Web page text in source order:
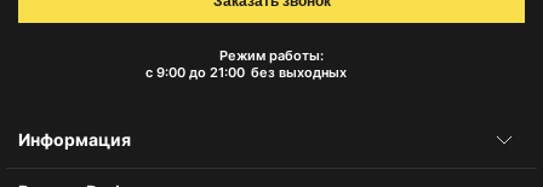
Режим работы:
с 9:00 до 21:00 без выходных
Информация